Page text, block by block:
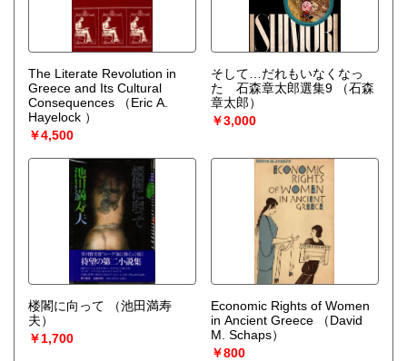
The Literate Revolution in
Greece and Its Cultural
Consequences
（Eric A.
Hayelock ）
￥4,500
そして…だれもいなくなっ
た 石森章太郎選集9
（石森
章太郎）
￥3,000
楼閣に向って
（池田満寿
夫）
￥1,700
Economic Rights of Women
in Ancient Greece
（David
M. Schaps）
￥800